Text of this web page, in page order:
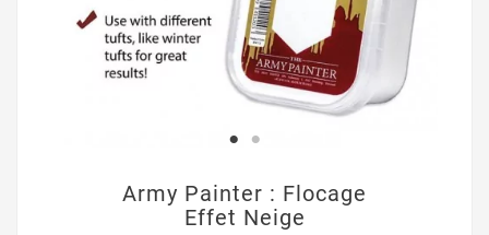
Army Painter : Flocage
Effet Neige